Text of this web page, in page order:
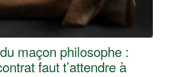
maçon philosophe :
faut t’attendre à